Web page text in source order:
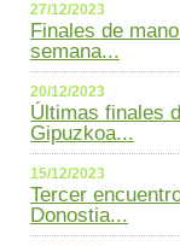
27/12/2023
Finales de
semana...
20/12/2023
Últimas finales
Gipuzkoa...
15/12/2023
Tercer
Donostia...